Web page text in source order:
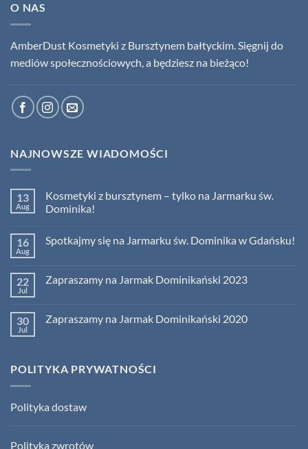
O NAS
AmberDust Kosmetyki z Bursztynem bałtyckim. Sięgnij do
mediów społecznościowych, a będziesz na bieżąco!
NAJNOWSZE WIADOMOŚCI
13
Aug
Kosmetyki z bursztynem – tylko na Jarmarku św.
Dominika!
on
Kosmetyki
–
tylko
Dominika!
16
Aug
Spotkajmy się na Jarmarku św. Dominika w Gdańsku!
Spotkajmy
św.
Dominika
22
Jul
Zapraszamy na Jarmak Dominikański 2023
Zapraszamy
30
Jul
Zapraszamy na Jarmak Dominikański 2020
na
POLITYKA PRYWATNOŚCI
Polityka dostaw
Polityka zwrotów